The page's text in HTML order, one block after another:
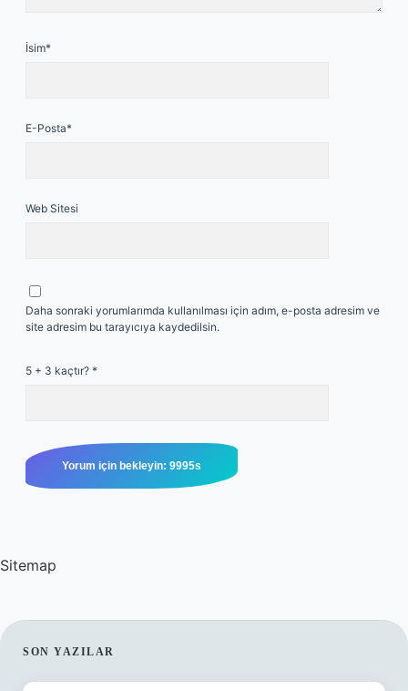
İsim*
E-Posta*
Web Sitesi
Daha sonraki yorumlarımda kullanılması için adım, e-posta adresim ve
site adresim bu tarayıcıya kaydedilsin.
5 + 3 kaçtır? *
Sitemap
SIDEBAR
SON YAZILAR